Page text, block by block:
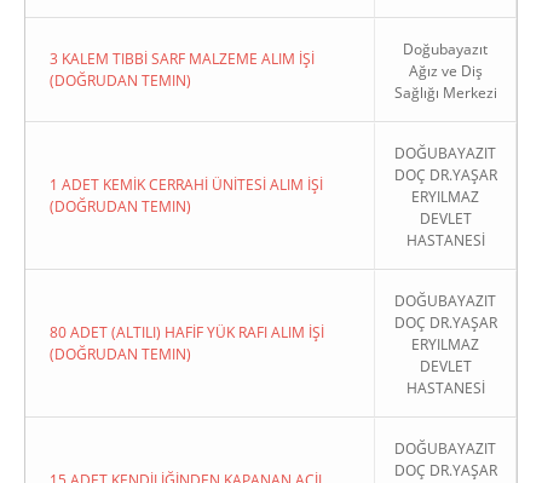
3 KALEM TIBBİ SARF MALZEME ALIM İŞİ
(DOĞRUDAN TEMIN)
Doğubayazıt
Ağız ve Diş
Sağlığı Merkezi
1 ADET KEMİK CERRAHİ ÜNİTESİ ALIM İŞİ
(DOĞRUDAN TEMIN)
DOĞUBAYAZIT
DOÇ DR.YAŞAR
ERYILMAZ
DEVLET
HASTANESİ
80 ADET (ALTILI) HAFİF YÜK RAFI ALIM İŞİ
(DOĞRUDAN TEMIN)
DOĞUBAYAZIT
DOÇ DR.YAŞAR
ERYILMAZ
DEVLET
HASTANESİ
DOĞUBAYAZIT
DOÇ DR.YAŞAR